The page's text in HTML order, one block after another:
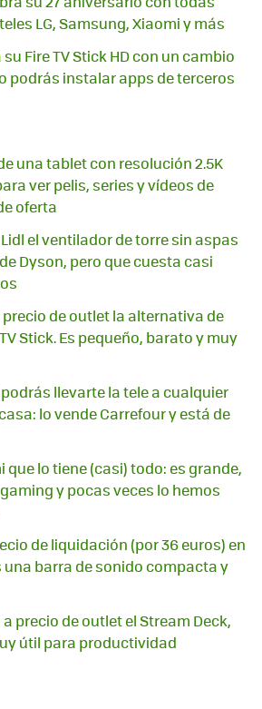
LG, Samsung, Xiaomi y más
Fire TV Stick HD con un cambio
podrás instalar apps de terceros
una tablet con resolución 2.5K
ver pelis, series y vídeos de
oferta
el ventilador de torre sin aspas
Dyson, pero que cuesta casi
de outlet la alternativa de
Stick. Es pequeño, barato y muy
llevarte la tele a cualquier
lo vende Carrefour y está de
que lo tiene (casi) todo: es grande,
y pocas veces lo hemos
de liquidación (por 36 euros) en
barra de sonido compacta y
precio de outlet el Stream Deck,
útil para productividad